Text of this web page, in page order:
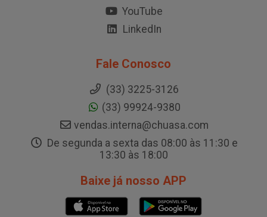
YouTube
LinkedIn
Fale Conosco
(33) 3225-3126
(33) 99924-9380
vendas.interna@chuasa.com
De segunda a sexta das 08:00 às 11:30 e
13:30 às 18:00
Baixe já nosso APP